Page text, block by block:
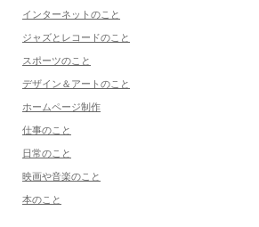
インターネットのこと
ジャズとレコードのこと
スポーツのこと
デザイン＆アートのこと
ホームページ制作
仕事のこと
日常のこと
映画や音楽のこと
本のこと